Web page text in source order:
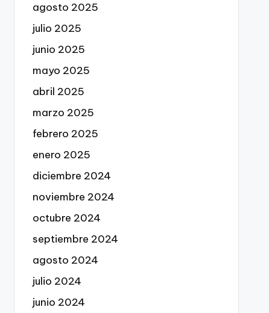
agosto 2025
julio 2025
junio 2025
mayo 2025
abril 2025
marzo 2025
febrero 2025
enero 2025
diciembre 2024
noviembre 2024
octubre 2024
septiembre 2024
agosto 2024
julio 2024
junio 2024